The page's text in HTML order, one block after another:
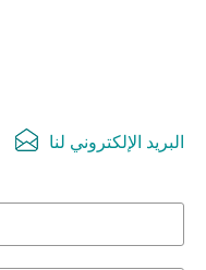
البريد الإلكتروني لنا